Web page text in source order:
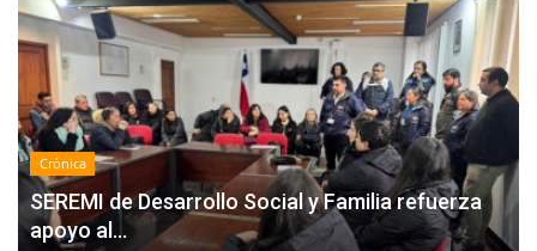
Crónica
SEREMI de Desarrollo Social y Familia refuerza
apoyo al...